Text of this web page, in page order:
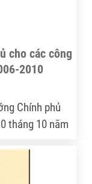
giới thiệu với
cho các công
2010
Chính phủ
tháng 10 năm
phủ giai
2006, Bộ Kế